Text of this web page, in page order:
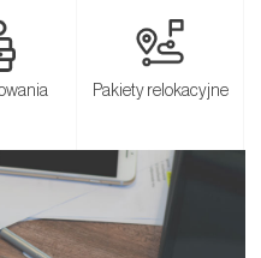
Pakiety relokacyjne